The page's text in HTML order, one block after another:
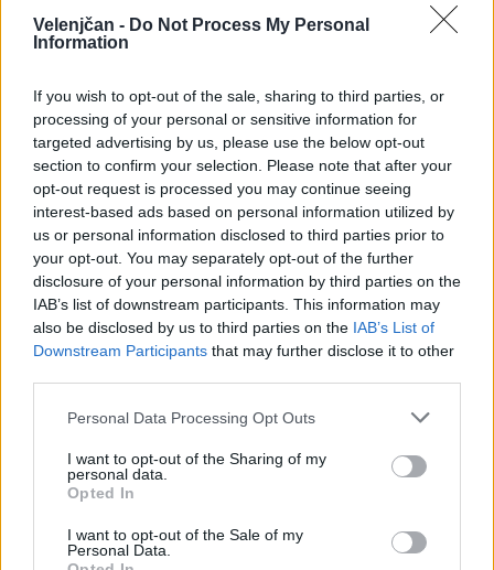
Velenjčan - Do Not Process My Personal
Information
If you wish to opt-out of the sale, sharing to third parties, or
processing of your personal or sensitive information for
targeted advertising by us, please use the below opt-out
section to confirm your selection. Please note that after your
opt-out request is processed you may continue seeing
interest-based ads based on personal information utilized by
us or personal information disclosed to third parties prior to
your opt-out. You may separately opt-out of the further
disclosure of your personal information by third parties on the
IAB’s list of downstream participants. This information may
also be disclosed by us to third parties on the IAB’s List of
Downstream Participants that may further disclose it to other
Personal Data Processing Opt Outs
I want to opt-out of the Sharing of my
personal data.
Opted In
I want to opt-out of the Sale of my
Personal Data.
AVG
Aktivne poletne počitnice z ustvarjalci Studia
AVG
7
Pesem kita grbavca
18:00
Vsi dogodki →
Najbolj brano
1
Pretep v gostinskem lokalu v Velenju: 46-letnik
moškega udaril s steklenico in ga zabodel
2
(VIDEO) "Mislil sem, da je konec": Lastnik
Hrvaškem
Korošico po pristanku
Na Šaleški cesti v Velenju občanka poškodovala
tri vozila
Prijava pogrešanja razkrila tragedijo: V hiši našli
mrtvega 76-letnika